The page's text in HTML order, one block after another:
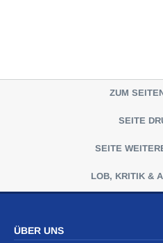
ZUM
SEITE
SEITE
LOB, KRITIK &
ÜBER UNS